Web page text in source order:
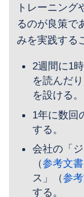
トレーニング
るのが良策で
みを実践する
2週間に1
を読んだ
を設ける。
1年に数回
する。
会社の「
（参考文書
ス」（参
する。